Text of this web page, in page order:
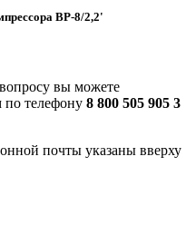
ВР-8/2,2'
вы можете
по телефону 8 800 505 905 3
почты указаны вверху